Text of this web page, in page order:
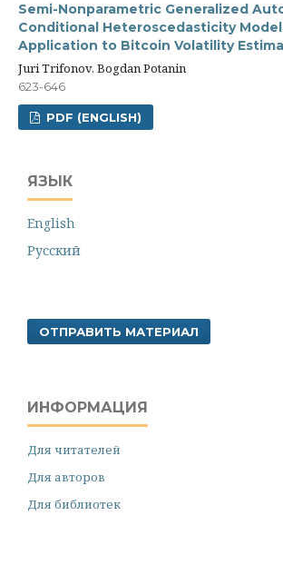
Semi-Nonparametric Generalized
Conditional Heteroscedasticity
Application to Bitcoin Volatility
Juri Trifonov, Bogdan Potanin
623-646
PDF (ENGLISH)
ЯЗЫК
English
Русский
ОТПРАВИТЬ МАТЕРИАЛ
ИНФОРМАЦИЯ
Для читателей
Для авторов
Для библиотек